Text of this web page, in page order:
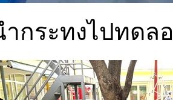
ำกระทงไปทดล